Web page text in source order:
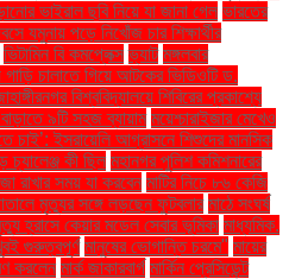
ভাইরাল ছবি নিয়ে যা জানা গেল ভারতের
যমুনায় পড়ে নিখোঁজ চার শিক্ষার্থীর
ভিটামিন বি কমপ্লেক্স ভ্যাট মঙ্গলবার
চালাতে গিয়ে আটকের ভিডিওটি ড.
বিশ্ববিদ্যালয়ে শিবিরের প্রকাশ্যে
৯টি সহজ ব্যায়াম ময়েশ্চারাইজার মেখেও
চাই’: ইসরায়েলি আগ্রাসনে শিশুদের মানসিক
চ্যালেঞ্জ কী ছিল মহানগর পুলিশ কমিশনারের
রাখার সময় যা করবেন মাটির নিচে ৮৬ কেজি
মৃত্যুর সঙ্গে লড়ছেন ফুটবলার মাঠে সংঘর্ষ
হ্রাসে কেয়ার মডেল সেবার ভূমিকা মাধ্যমিক.
গুরুত্বপূর্ণ মানুষের ভোগান্তি চরমে" মায়ের
করলেন মার্ক জাকারবার্গ মার্কিন প্রেসিডেন্ট